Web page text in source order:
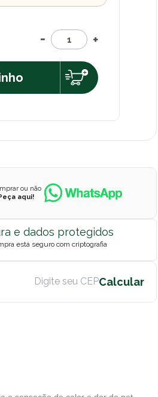
ou não
aqui!
e dados protegidos
está seguro com criptografia